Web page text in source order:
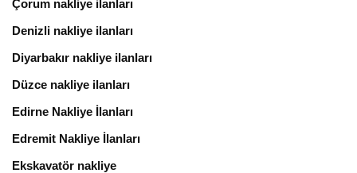
Çorum nakliye ilanları
Denizli nakliye ilanları
Diyarbakır nakliye ilanları
Düzce nakliye ilanları
Edirne Nakliye İlanları
Edremit Nakliye İlanları
Ekskavatör nakliye